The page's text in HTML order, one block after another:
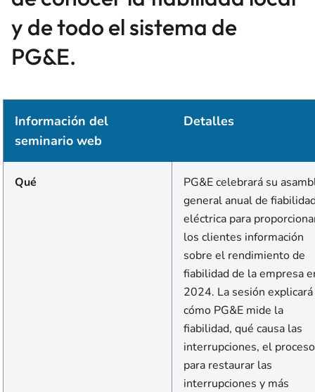
y de todo el sistema de
PG&E.
Información del
seminario web
Detalles
Qué
PG&E celebrará su
general anual de
eléctrica para
los clientes información
sobre el rendimiento de
fiabilidad de la empresa
2024. La sesión explicará
cómo PG&E mide la
fiabilidad, qué causa las
interrupciones, el proceso
para restaurar las
interrupciones y más